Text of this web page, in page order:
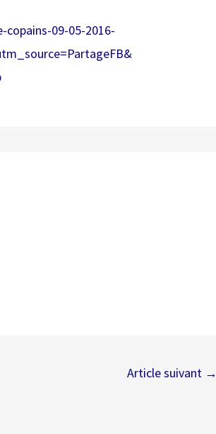
copains-09-05-2016-
Article suivant →